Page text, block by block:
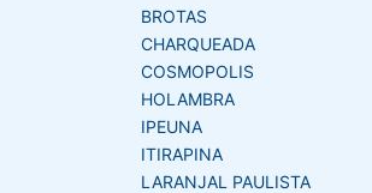
BROTAS
CHARQUEADA
COSMOPOLIS
HOLAMBRA
IPEUNA
ITIRAPINA
LARANJAL PAULISTA